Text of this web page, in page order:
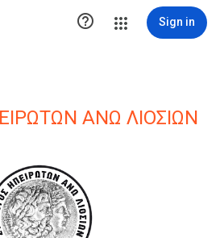
 Sign in
ΑΝΩ ΛΙΟΣΙΩΝ